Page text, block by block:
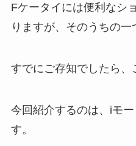
Fケータイには便利なシ
りますが、そのうちの一
すでにご存知でしたら、
今回紹介するのは、iモ
す。